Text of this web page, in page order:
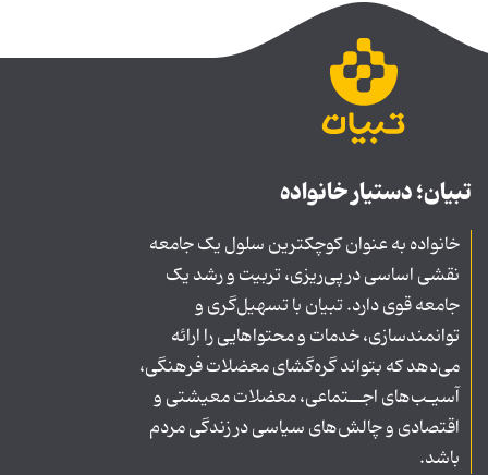
تبیان؛ دستیار خانواده
خانواده به عنوان کوچکترین سلول یک جامعه
نقشی اساسی در پی‌ریزی، تربیت و رشد یک
جامعه قوی دارد. تبیان با تسهیل‌گری و
توانمندسازی، خدمات و محتواهایی را ارائه
می‌دهد که بتواند گره‌گشای معضلات فرهنگی،
آسیـب‌های اجــتماعی، معضلات معیشتی و
اقتصادی و چالش‌های سیاسی در زندگی مردم
باشد.